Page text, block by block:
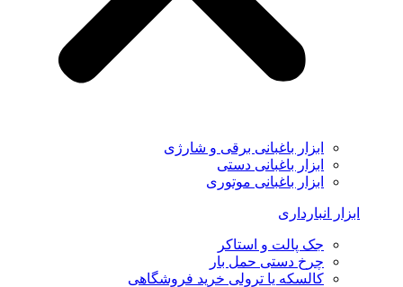
ابزار باغبانی برقی و شارژی
ابزار باغبانی دستی
ابزار باغبانی موتوری
ابزار انبارداری
جک پالت و استاکر
چرخ دستی حمل بار
کالسکه یا ترولی خرید فروشگاهی